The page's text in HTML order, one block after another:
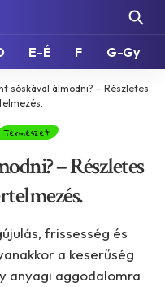
E-É F G-Gy
sóskával álmodni? – Részletes
Természet
– Részletes
frissesség és
a keserűség
anyagi aggodalomra